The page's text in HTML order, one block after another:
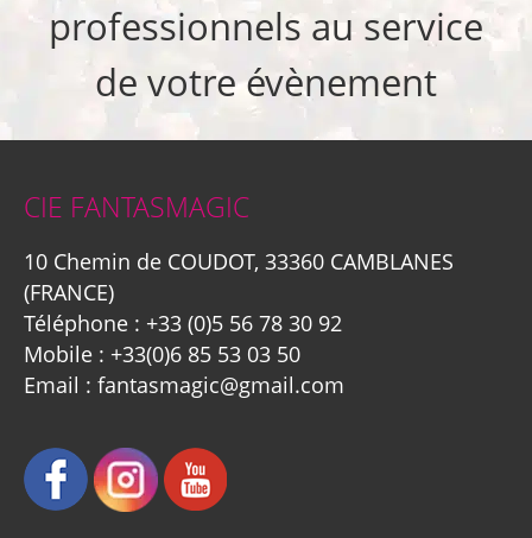
professionnels au service
de votre évènement
CIE FANTASMAGIC
10 Chemin de COUDOT, 33360 CAMBLANES
(FRANCE)
Téléphone : +33 (0)5 56 78 30 92
Mobile : +33(0)6 85 53 03 50
Email : fantasmagic@gmail.com